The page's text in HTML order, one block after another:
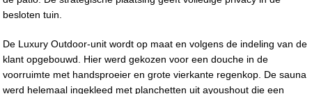
besloten tuin.
De Luxury Outdoor-unit wordt op maat en volgens de indeling van de
klant opgebouwd. Hier werd gekozen voor een douche in de
voorruimte met handsproeier en grote vierkante regenkop. De sauna
werd helemaal ingekleed met planchetten uit ayoushout die een